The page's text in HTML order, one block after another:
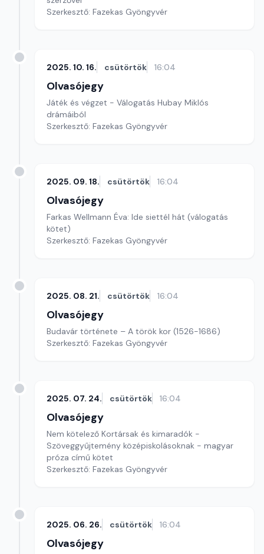
Szerkesztő: Fazekas Gyöngyvér
2025. 10. 16. csütörtök 16:04
Olvasójegy
Játék és végzet - Válogatás Hubay Miklós
drámáiból
Szerkesztő: Fazekas Gyöngyvér
2025. 09. 18. csütörtök 16:04
Olvasójegy
Farkas Wellmann Éva: Ide siettél hát (válogatás
kötet)
Szerkesztő: Fazekas Gyöngyvér
2025. 08. 21. csütörtök 16:04
Olvasójegy
Budavár története – A török kor (1526-1686)
Szerkesztő: Fazekas Gyöngyvér
2025. 07. 24. csütörtök 16:04
Olvasójegy
Nem kötelező Kortársak és kimaradók -
Szöveggyűjtemény középiskolásoknak - magyar
próza című kötet
Szerkesztő: Fazekas Gyöngyvér
2025. 06. 26. csütörtök 16:04
Olvasójegy